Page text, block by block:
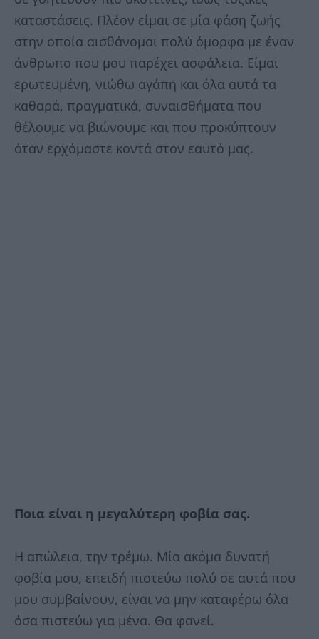
καταστάσεις. Πλέον είμαι σε μία φάση ζωής
στην οποία αισθάνομαι πολύ όμορφα με έναν
άνθρωπο που μου παρέχει ασφάλεια. Είμαι
ερωτευμένη, νιώθω αγάπη και όλα αυτά τα
καθαρά, πραγματικά, συναισθήματα που
θέλουμε να βιώνουμε και που προκύπτουν
όταν ερχόμαστε κοντά στον εαυτό μας.
Ποια είναι η μεγαλύτερη φοβία σας.
Η απώλεια, την τρέμω. Μία ακόμα δυνατή
φοβία μου, επειδή πιστεύω πολύ σε αυτά που
μου συμβαίνουν, είναι να μην καταφέρω όλα
όσα πιστεύω για μένα. Θα φανεί.